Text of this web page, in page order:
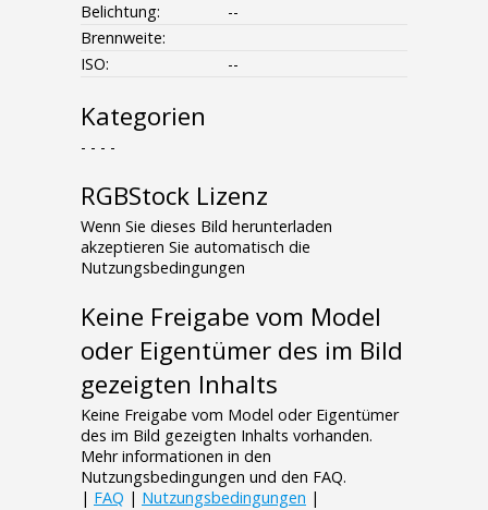
Belichtung:
--
Brennweite:
ISO:
--
Kategorien
- - - -
RGBStock Lizenz
Wenn Sie dieses Bild herunterladen
akzeptieren Sie automatisch die
Nutzungsbedingungen
Keine Freigabe vom Model
oder Eigentümer des im Bild
gezeigten Inhalts
Keine Freigabe vom Model oder Eigentümer
des im Bild gezeigten Inhalts vorhanden.
Mehr informationen in den
Nutzungsbedingungen und den FAQ.
| FAQ | Nutzungsbedingungen |